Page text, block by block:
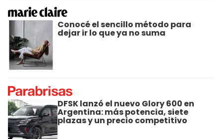
Conocé el sencillo método para
dejar ir lo que ya no suma
DFSK lanzó el nuevo Glory 600 en
Argentina: más potencia, siete
plazas y un precio competitivo